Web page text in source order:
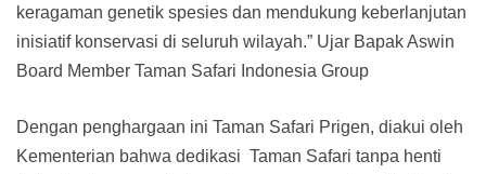
keragaman genetik spesies dan mendukung keberlanjutan
inisiatif konservasi di seluruh wilayah.” Ujar Bapak Aswin
Board Member Taman Safari Indonesia Group
Dengan penghargaan ini Taman Safari Prigen, diakui oleh
Kementerian bahwa dedikasi Taman Safari tanpa henti